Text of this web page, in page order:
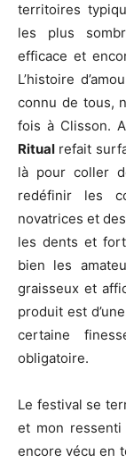
territoires
les plus
efficace et
L’histoire
connu de tous,
fois à Clisson.
Ritual refait
là pour coller
redéfinir les
novatrices et
les dents et
bien les
graisseux et
produit est
certaine
obligatoire.
Le festival se
et mon ressenti
encore vécu en